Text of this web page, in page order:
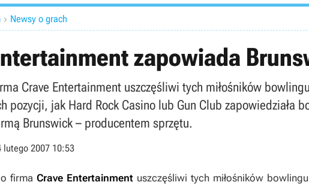
 Newsy o grach
zapowiada
Crave Entertainment uszczęśliwi tych miłośników
pozycji, jak Hard Rock Casino lub Gun Club zapowiedziała
Brunswick – producentem sprzętu.
lutego 2007 10:53
firma Crave Entertainment uszczęśliwi tych miłośników